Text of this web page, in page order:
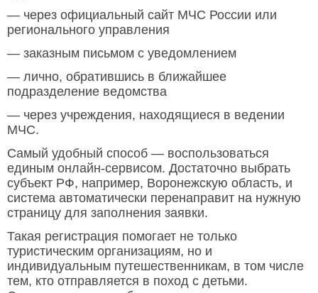
— через официальный сайт МЧС России или
регионального управления
— заказным письмом с уведомлением
— лично, обратившись в ближайшее
подразделение ведомства
— через учреждения, находящиеся в ведении
МЧС.
Самый удобный способ — воспользоваться
единым онлайн-сервисом. Достаточно выбрать
субъект РФ, например, Воронежскую область, и
система автоматически перенаправит на нужную
страницу для заполнения заявки.
Такая регистрация помогает не только
туристическим организациям, но и
индивидуальным путешественникам, в том числе
тем, кто отправляется в поход с детьми.